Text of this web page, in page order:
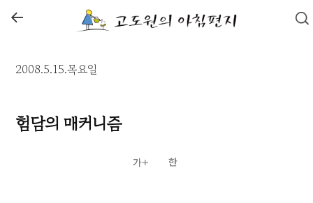
←
2008.5.15.목요일
험담의 매커니즘